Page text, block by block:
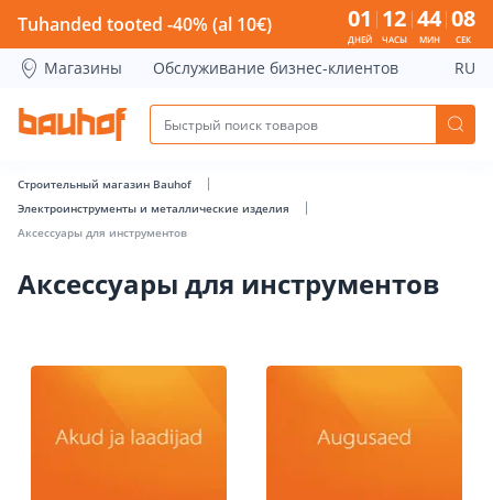
Аксессуары для инструментов - Bauhof has loaded
Tuhanded tooted -40% (al 10€) 01
ДНЕЙ
12
ЧАСЫ
44
МИН
08
СЕК
Магазины Обслуживание бизнес-клиентов RU
Строительный магазин Bauhof
Электроинструменты и металлические изделия
Аксессуары для инструментов
Аксессуары для инструментов